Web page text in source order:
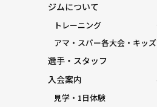
ジムについて
トレーニング
アマ・スパー各大会・キッズ
選手・スタッフ
入会案内
見学・1日体験